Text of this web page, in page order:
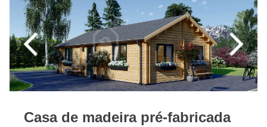
Casa de madeira pré-fabricada